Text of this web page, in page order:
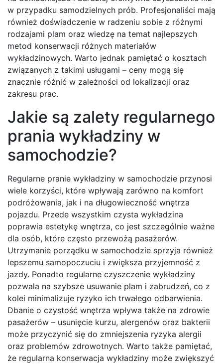
w przypadku samodzielnych prób. Profesjonaliści mają
również doświadczenie w radzeniu sobie z różnymi
rodzajami plam oraz wiedzę na temat najlepszych
metod konserwacji różnych materiałów
wykładzinowych. Warto jednak pamiętać o kosztach
związanych z takimi usługami – ceny mogą się
znacznie różnić w zależności od lokalizacji oraz
zakresu prac.
Jakie są zalety regularnego
prania wykładziny w
samochodzie?
Regularne pranie wykładziny w samochodzie przynosi
wiele korzyści, które wpływają zarówno na komfort
podróżowania, jak i na długowieczność wnętrza
pojazdu. Przede wszystkim czysta wykładzina
poprawia estetykę wnętrza, co jest szczególnie ważne
dla osób, które często przewożą pasażerów.
Utrzymanie porządku w samochodzie sprzyja również
lepszemu samopoczuciu i zwiększa przyjemność z
jazdy. Ponadto regularne czyszczenie wykładziny
pozwala na szybsze usuwanie plam i zabrudzeń, co z
kolei minimalizuje ryzyko ich trwałego odbarwienia.
Dbanie o czystość wnętrza wpływa także na zdrowie
pasażerów – usunięcie kurzu, alergenów oraz bakterii
może przyczynić się do zmniejszenia ryzyka alergii
oraz problemów zdrowotnych. Warto także pamiętać,
że regularna konserwacja wykładziny może zwiększyć